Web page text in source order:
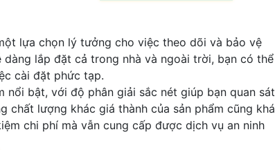
lựa chọn lý tưởng cho việc theo dõi và bảo vệ
lắp đặt cả trong nhà và ngoài trời, bạn có thể
cài đặt phức tạp.
nổi bật, với độ phân giải sắc nét giúp bạn quan sát
chất lượng khác giá thành của sản phẩm cũng khá
chi phí mà vẫn cung cấp được dịch vụ an ninh